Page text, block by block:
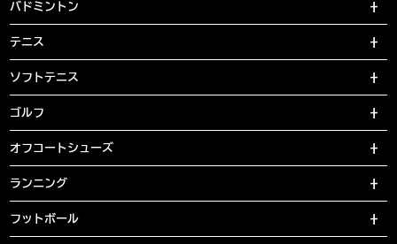
バドミントン
テニス
ソフトテニス
ゴルフ
オフコートシューズ
ランニング
フットボール